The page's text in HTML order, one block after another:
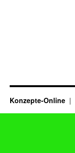
Konzepte-Online